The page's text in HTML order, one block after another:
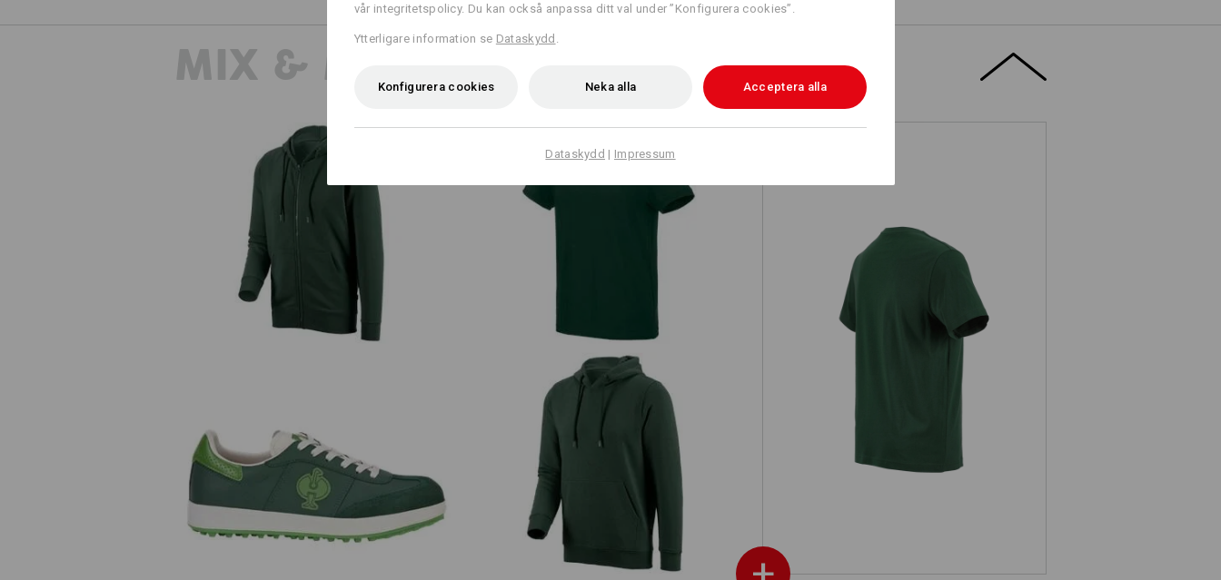
MIX & MATCH
e.s. Hoody-Sweatjacka poly cotton e.s. T-shirt cotton stretch
S1P skyddslågskor e.s. Dothan low e.s. Hoody-Sweatshirt poly cotton
vår integritetspolicy. Du kan också anpassa ditt val under ”Konfigurera cookies”.
Ytterligare information se Dataskydd
Konfigurera cookies Neka alla Acceptera alla
Dataskydd | Impressum